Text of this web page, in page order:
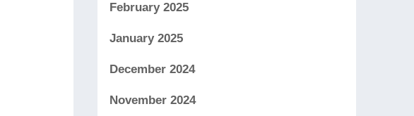
February 2025
January 2025
December 2024
November 2024